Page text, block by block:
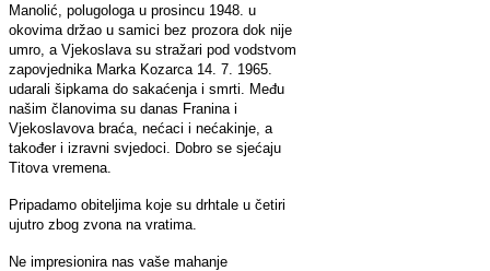
Manolić, polugologa u prosincu 1948. u
okovima držao u samici bez prozora dok nije
umro, a Vjekoslava su stražari pod vodstvom
zapovjednika Marka Kozarca 14. 7. 1965.
udarali šipkama do sakaćenja i smrti. Među
našim članovima su danas Franina i
Vjekoslavova braća, nećaci i nećakinje, a
također i izravni svjedoci. Dobro se sjećaju
Titova vremena.
Pripadamo obiteljima koje su drhtale u četiri
ujutro zbog zvona na vratima.
Ne impresionira nas vaše mahanje